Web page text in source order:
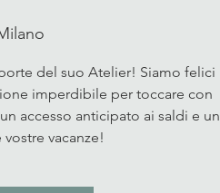
del suo Atelier! Siamo felici
imperdibile per toccare con
accesso anticipato ai saldi e un
vacanze!